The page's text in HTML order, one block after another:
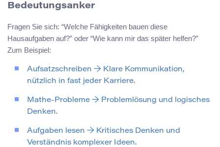
Bedeutungsanker
Fragen Sie sich: “Welche Fähigkeiten bauen diese
Hausaufgaben auf?” oder “Wie kann mir das später helfen?”
Zum Beispiel:
Aufsatzschreiben → Klare Kommunikation,
nützlich in fast jeder Karriere.
Mathe-Probleme → Problemlösung und logisches
Denken.
Aufgaben lesen → Kritisches Denken und
Verständnis komplexer Ideen.